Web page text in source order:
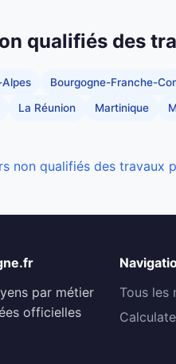
qualifiés des
Bourgogne-Franche-
La Réunion Martinique
non qualifiés des travaux
par métier
officielles
Tous les